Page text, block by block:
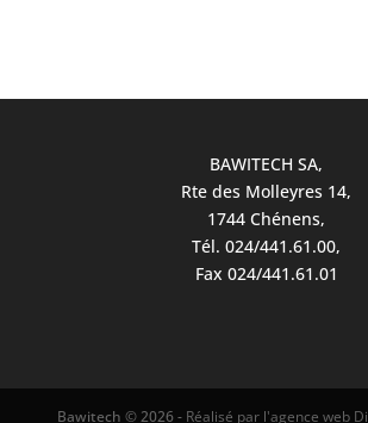
BAWITECH SA,
Rte des Molleyres 14,
1744 Chénens,
Tél.024/441.61.00,
Fax 024/441.61.01
Bawitech ©2026- Réalisé par l'agence web